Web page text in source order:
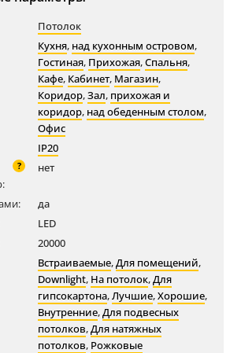
Потолок
Кухня, над кухонным островом,
Гостиная, Прихожая,Спальня,
Кафе, Кабинет, Магазин,
Коридор,Зал, прихожая и
коридор, над обеденным столом,
Офис
IP20
? нет
да
LED
20000
Встраиваемые,Для помещений,
Downlight, На потолок,Для
гипсокартона,Лучшие,Хорошие,
Внутренние,Для подвесных
потолков,Для натяжных
потолков, Рожковые